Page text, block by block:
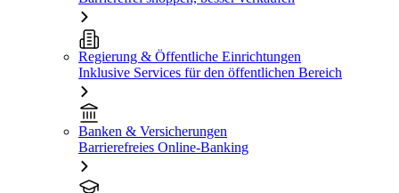
Regierung & Öffentliche Einrichtungen
Inklusive Services für den öffentlichen Bereich
Banken & Versicherungen
Barrierefreies Online-Banking